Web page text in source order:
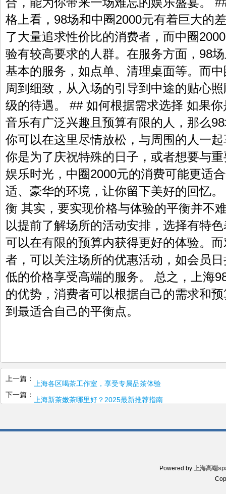
格上看，98场和中圈2000元有着巨大的
了大量追求性价比的消费者，而中圈
验有较高要求的人群。在服务方面，98
基本的服务，如点单、清理桌面等。而
周到细致，从入场的引导到中途的贴心
级的待遇。 ## 如何根据需求选择 如果
音乐有广泛兴趣且预算有限的人，那么
你可以在这里尽情放松，与周围的人一
你是为了庆祝特殊的日子，或者想要与
娱乐时光，中圈2000元的消费可能更适
适、豪华的环境，让你留下美好的回忆
衡 其实，要实现价格与体验的平衡并不
以提前了解场所的活动安排，选择有特
可以在有限的预算内获得更好的体验。
者，可以关注场所的优惠活动，如会员
低的价格享受高端的服务。 总之，上海
的优势，消费者可以根据自己的需求和
到最适合自己的平衡点。
上一篇： 上海各区喝茶工作室，享受专属品茶体验
下一篇： 上海新茶嫩茶哪里好？2025最新推荐指南
Powered by 上海高端